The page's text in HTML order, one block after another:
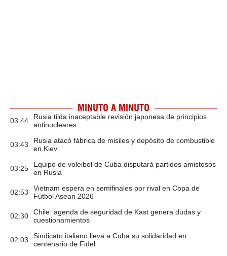
MINUTO A MINUTO
03:44
Rusia tilda inaceptable revisión japonesa de principios
antinucleares
03:43
Rusia atacó fábrica de misiles y depósito de combustible
en Kiev
03:25
Equipo de voleibol de Cuba disputará partidos amistosos
en Rusia
02:53
Vietnam espera en semifinales por rival en Copa de
Fútbol Asean 2026
02:30
Chile: agenda de seguridad de Kast genera dudas y
cuestionamientos
02:03
Sindicato italiano lleva a Cuba su solidaridad en
centenario de Fidel